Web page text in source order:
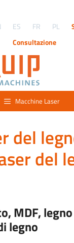
ES FR PL
Consultazione
Macchine Laser
del
del
MDF,
legno